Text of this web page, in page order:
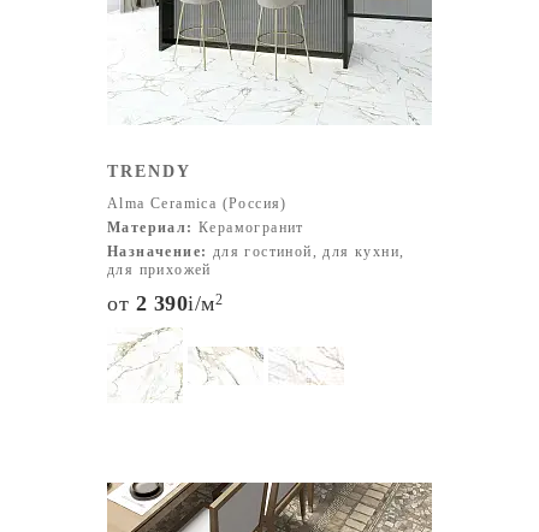
TRENDY
Alma Ceramica (Россия)
Материал: Керамогранит
Назначение: для гостиной, для кухни,
для прихожей
от 2 390i/м2